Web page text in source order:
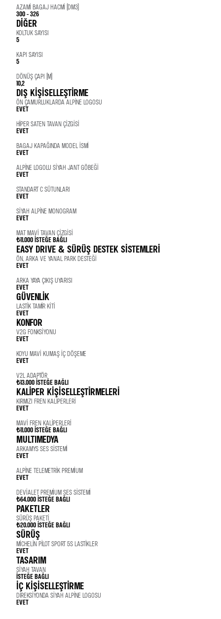
AZAMI BAGAJ HACMI (DM3)
300 - 326
DIĞER
KOLTUK SAYISI
5
KAPI SAYISI
5
DÖNÜŞ ÇAPI (M)
10,2
DIŞ KİŞİSELLEŞTİRME
ÖN ÇAMURLUKLARDA ALPINE LOGOSU
EVET
HIPER SATEN TAVAN ÇIZGISI
EVET
BAGAJ KAPAĞINDA MODEL ISMI
EVET
ALPINE LOGOLU SIYAH JANT GÖBEĞI
EVET
STANDART C SÜTUNLARI
EVET
SIYAH ALPINE MONOGRAM
EVET
MAT MAVI TAVAN ÇIZGISI
₺11.000İSTEĞE BAĞLI
EASY DRIVE & SÜRÜŞ DESTEK SİSTEMLERİ
ÖN, ARKA VE YANAL PARK DESTEĞI
EVET
ARKA YAYA ÇIKIŞ UYARISI
EVET
GÜVENLİK
LASTIK TAMIR KITI
EVET
KONFOR
V2G FONKSIYONU
EVET
KOYU MAVI KUMAŞ IÇ DÖŞEME
EVET
V2L ADAPTÖR
₺13.000İSTEĞE BAĞLI
KALIPER KIŞISELLEŞTIRMELERI
KIRMIZI FREN KALIPERLERI
EVET
MAVI FREN KALIPERLERI
₺11.000İSTEĞE BAĞLI
MULTIMEDYA
ARKAMYS SES SISTEMI
EVET
ALPINE TELEMETRIK PREMIUM
EVET
DEVIALET PREMIUM SES SISTEMI
₺64.000İSTEĞE BAĞLI
PAKETLER
SÜRÜŞ PAKETI
₺20.000İSTEĞE BAĞLI
SÜRÜŞ
MICHELIN PILOT SPORT 5S LASTIKLER
EVET
TASARIM
SIYAH TAVAN
İSTEĞE BAĞLI
İÇ KİŞİSELLEŞTİRME
DIREKSIYONDA SIYAH ALPINE LOGOSU
EVET